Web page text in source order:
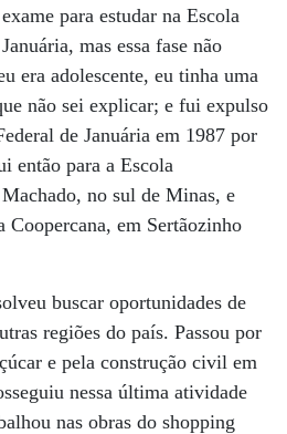
para estudar na Escola
mas essa fase não
era adolescente, eu tinha uma
não sei explicar; e fui expulso
de Januária em 1987 por
então para a Escola
no sul de Minas, e
Coopercana, em Sertãozinho
buscar oportunidades de
regiões do país. Passou por
e pela construção civil em
nessa última atividade
nas obras do shopping